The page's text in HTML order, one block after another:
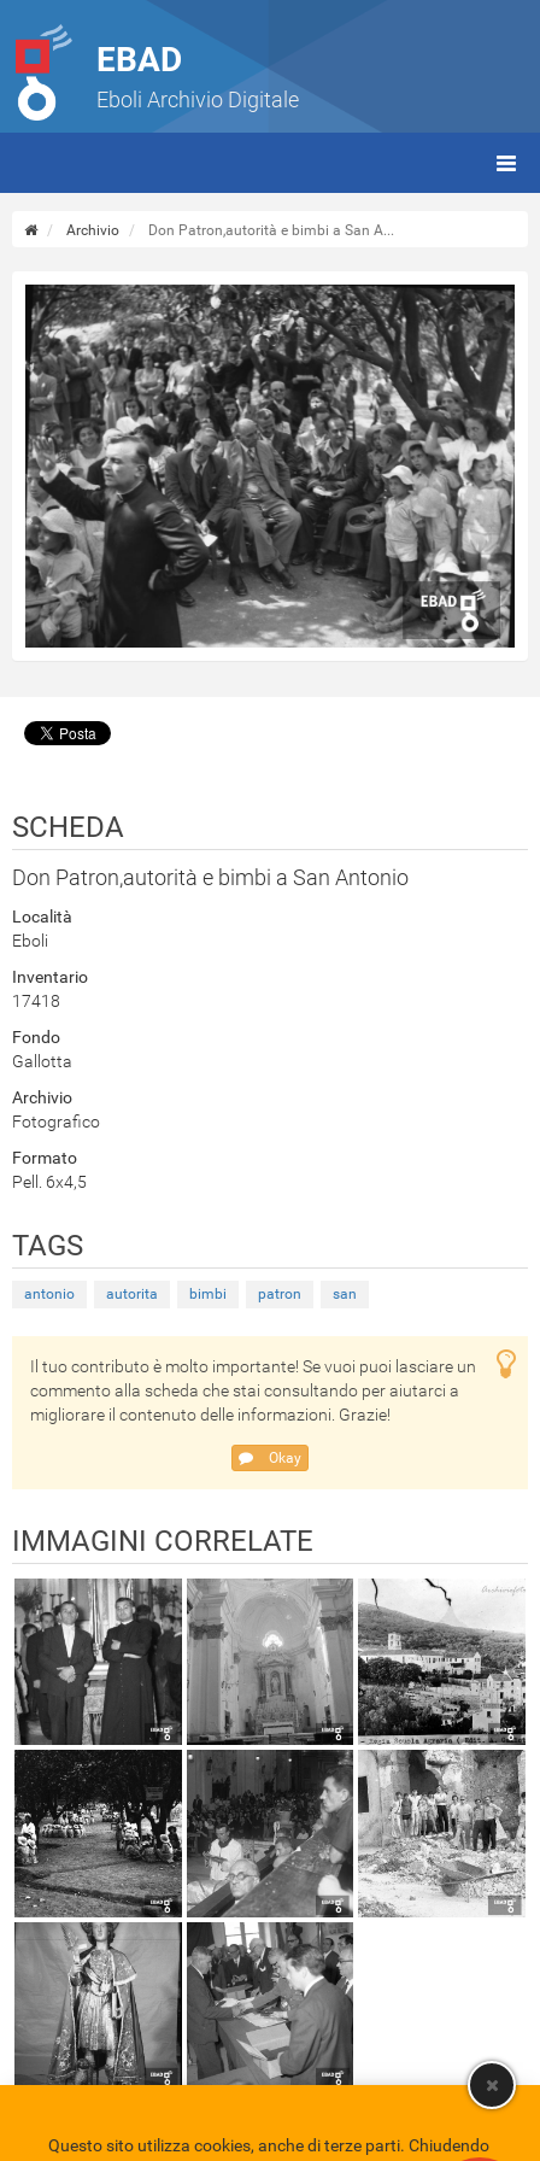
EBAD
Eboli Archivio Digitale
Archivio Don Patron,autorità e bimbi a San A...
SCHEDA
Don Patron,autorità e bimbi a San Antonio
Località
Eboli
Inventario
17418
Fondo
Gallotta
Archivio
Fotografico
Formato
Pell. 6x4,5
TAGS
antonio autorita bimbi patron san
Il tuo contributo è molto importante! Se vuoi puoi lasciare un
commento alla scheda che stai consultando per aiutarci a
migliorare il contenuto delle informazioni. Grazie!
Okay
IMMAGINI CORRELATE
Questo sito utilizza cookies, anche di terze parti. Chiudendo